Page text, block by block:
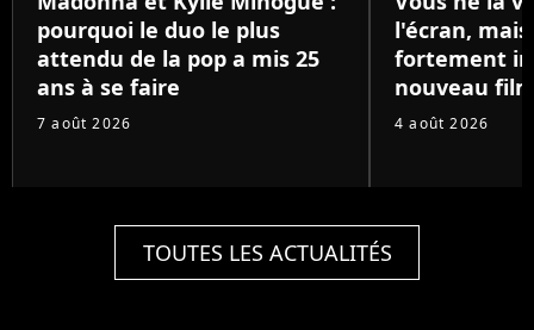
pourquoi le duo le plus
attendu de la pop a mis 25
ans à se faire
7 août 2026
l'écran,
fortement
nouveau
4 août 2026
TOUTES LES ACTUALITÉS